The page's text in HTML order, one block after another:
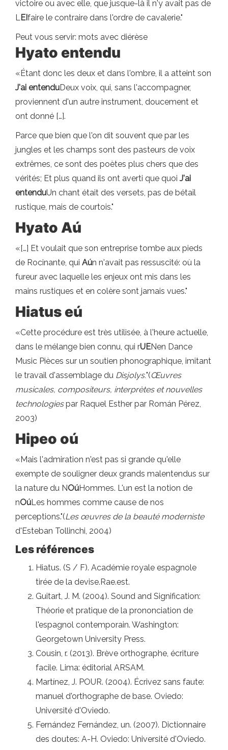
victoire ou avec elle, que jusque-là il n'y avait pas de
LEIfaire le contraire dans l'ordre de cavalerie."
Peut vous servir: mots avec diérèse
Hyato entendu
«Étant donc les deux et dans l'ombre, il a atteint son
J'ai entenduDeux voix, qui, sans l'accompagner,
proviennent d'un autre instrument, doucement et
ont donné […].
Parce que bien que l'on dit souvent que par les
jungles et les champs sont des pasteurs de voix
extrêmes, ce sont des poètes plus chers que des
vérités; Et plus quand ils ont averti que quoi J'ai
entenduUn chant était des versets, pas de bétail
rustique, mais de courtois."
Hyato Aú
«[…] Et voulait que son entreprise tombe aux pieds
de Rocinante, qui Aún n'avait pas ressuscité: où la
fureur avec laquelle les enjeux ont mis dans les
mains rustiques et en colère sont jamais vues."
Hiatus eú
«Cette procédure est très utilisée, à l'heure actuelle,
dans le mélange bien connu, qui rUENen Dance
Music Pièces sur un soutien phonographique, imitant
le travail d'assemblage du Disjolys."(Œuvres
musicales, compositeurs, interprètes et nouvelles
technologiespar Raquel Esther par Román Pérez,
2003)
Hipeo oú
«Mais l'admiration n'est pas si grande qu'elle
exempte de souligner deux grands malentendus sur
la nature du NOúHommes. L'un est la notion de
nOúLes hommes comme cause de nos
perceptions."(Les œuvres de la beauté moderniste
d'Esteban Tollinchi, 2004)
Les références
Hiatus. (S / F). Académie royale espagnole
tirée de la devise.Rae.est.
Guitart, J. M. (2004). Sound and Signification:
Théorie et pratique de la prononciation de
l'espagnol contemporain. Washington:
Georgetown University Press.
Cousin, r. (2013). Brève orthographe, écriture
facile. Lima: éditorial ARSAM.
Martínez, J. POUR. (2004). Écrivez sans faute:
manuel d'orthographe de base. Oviedo:
Université d'Oviedo.
Fernández Fernández, un. (2007). Dictionnaire
des doutes: A-H. Oviedo: Université d'Oviedo.